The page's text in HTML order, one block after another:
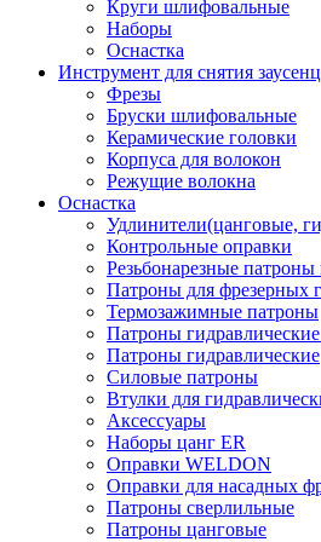
Круги шлифовальные
Наборы
Оснастка
Инструмент для снятия
Фрезы
Бруски шлифовальные
Керамические головки
Корпуса для волокон
Режущие волокна
Оснастка
Удлинители(цанговые,
Контрольные оправки
Резьбонарезные
Патроны для фрезерных
Термозажимные патроны
Патроны
Патроны гидравлические
Силовые патроны
Втулки для
Аксессуары
Наборы цанг ER
Оправки WELDON
Оправки для насадных
Патроны сверлильные
Патроны цанговые